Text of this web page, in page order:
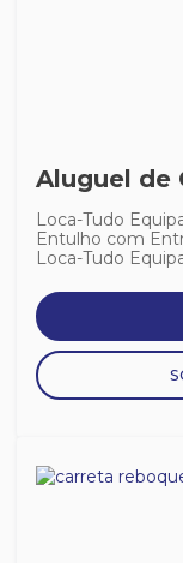
Aluguel de
Loca-Tudo
Entulho com
Loca-Tudo